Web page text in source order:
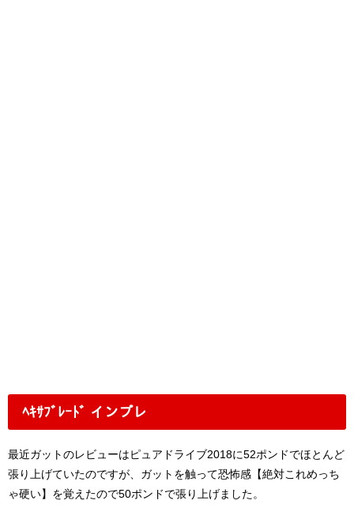
ﾍｷｻﾌﾞﾚｰﾄﾞ インプレ
最近ガットのレビューはピュアドライブ2018に52ポンドでほとんど
張り上げていたのですが、ガットを触って恐怖感【絶対これめっち
ゃ硬い】を覚えたので50ポンドで張り上げました。